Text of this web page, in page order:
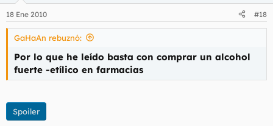
18 Ene 2010 #18
GaHaAn rebuznó:
Por lo que he leído basta con comprar un alcohol
fuerte -etílico en farmacias
Spoiler